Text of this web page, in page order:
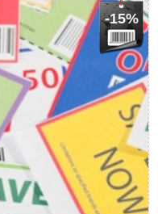
-15%